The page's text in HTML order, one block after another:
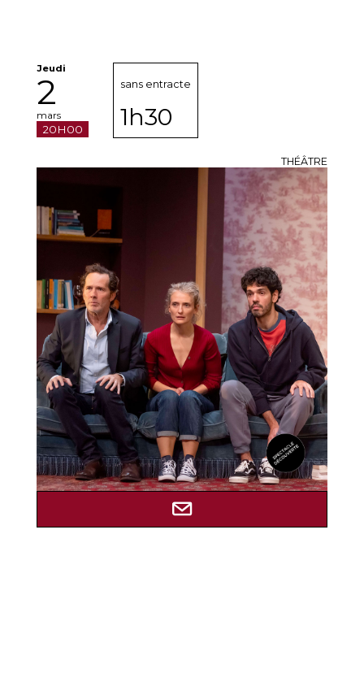
Jeudi
2
mars
20H00
sans entracte
1h30
THÉÂTRE